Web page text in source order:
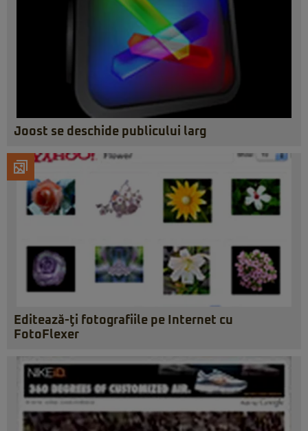
Joost se deschide publicului larg
Editează-ţi fotografiile pe Internet cu
FotoFlexer